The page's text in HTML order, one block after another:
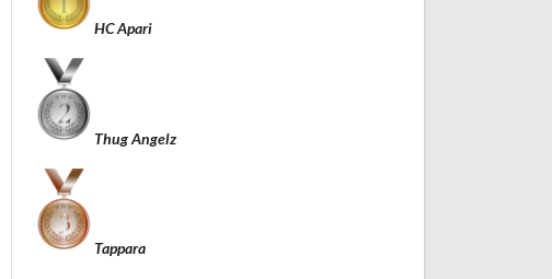
HC Apari
Thug Angelz
Tappara